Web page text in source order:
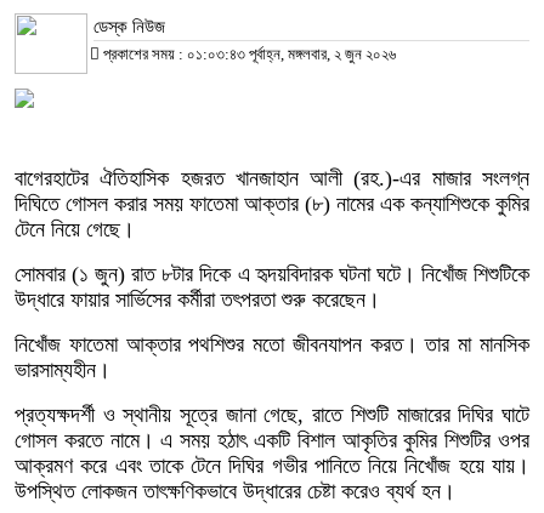
ডেস্ক নিউজ
প্রকাশের সময় : ০১:০৩:৪৩ পূর্বাহ্ন, মঙ্গলবার, ২ জুন ২০২৬
বাগেরহাটের ঐতিহাসিক হজরত খানজাহান আলী (রহ.)-এর মাজার সংলগ্ন
দিঘিতে গোসল করার সময় ফাতেমা আক্তার (৮) নামের এক কন্যাশিশুকে কুমির
টেনে নিয়ে গেছে।
সোমবার (১ জুন) রাত ৮টার দিকে এ হৃদয়বিদারক ঘটনা ঘটে। নিখোঁজ শিশুটিকে
উদ্ধারে ফায়ার সার্ভিসের কর্মীরা তৎপরতা শুরু করেছেন।
নিখোঁজ ফাতেমা আক্তার পথশিশুর মতো জীবনযাপন করত। তার মা মানসিক
ভারসাম্যহীন।
প্রত্যক্ষদর্শী ও স্থানীয় সূত্রে জানা গেছে, রাতে শিশুটি মাজারের দিঘির ঘাটে
গোসল করতে নামে। এ সময় হঠাৎ একটি বিশাল আকৃতির কুমির শিশুটির ওপর
আক্রমণ করে এবং তাকে টেনে দিঘির গভীর পানিতে নিয়ে নিখোঁজ হয়ে যায়।
উপস্থিত লোকজন তাৎক্ষণিকভাবে উদ্ধারের চেষ্টা করেও ব্যর্থ হন।